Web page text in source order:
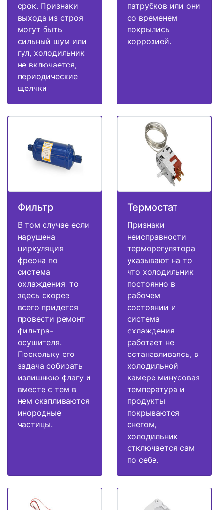
срок. Признаки
выхода из строя
могут быть
сильный шум или
гул, холодильник
не включается,
периодические
щелчки
патрубков или они
со временем
покрылись
коррозией.
Фильтр
В том случае если
нарушена
циркуляция
фреона по
система
охлаждения, то
здесь скорее
всего придется
провести ремонт
фильтра-
осушителя.
Поскольку его
задача собирать
излишнюю флагу и
вместе с тем в
нем скапливаются
инородные
частицы.
Термостат
Признаки
неисправности
терморегулятора
указывают на то
что холодильник
постоянно в
рабочем
состоянии и
система
охлаждения
работает не
останавливаясь, в
холодильной
камере минусовая
температура и
продукты
покрываются
снегом,
холодильник
отключается сам
по себе.